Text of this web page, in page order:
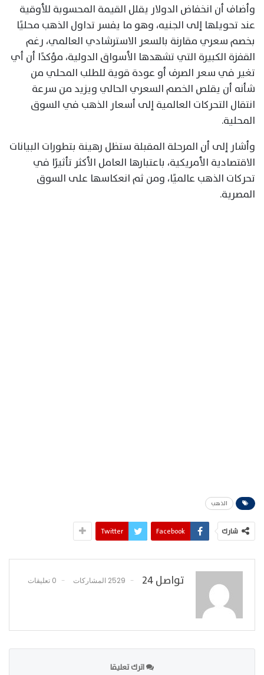
وأضاف أن انخفاض الدولار يقلل القيمة المحسوبة للأوقية
عند تحويلها إلى الجنيه، وهو ما يفسر تداول الذهب محليًا
بخصم سعري مقارنة بالسعر الاسترشادي العالمي، رغم
القفزة الكبيرة التي تشهدها الأسواق الدولية، مؤكدًا أن أي
تغير في سعر الصرف أو عودة قوية للطلب المحلي من
شأنه أن يقلص الخصم السعري الحالي ويزيد من سرعة
انتقال التحركات العالمية إلى أسعار الذهب في السوق
المحلية.
وأشار إلى أن المرحلة المقبلة ستظل رهينة بتطورات البيانات
الاقتصادية الأمريكية، باعتبارها العامل الأكثر تأثيرًا في
تحركات الذهب عالميًا، ومن ثم انعكاسها على السوق
المصرية.
الذهب
شارك Facebook
Twitter
تواصل 24 2529 المشاركات 0 تعليقات
اترك تعليقا